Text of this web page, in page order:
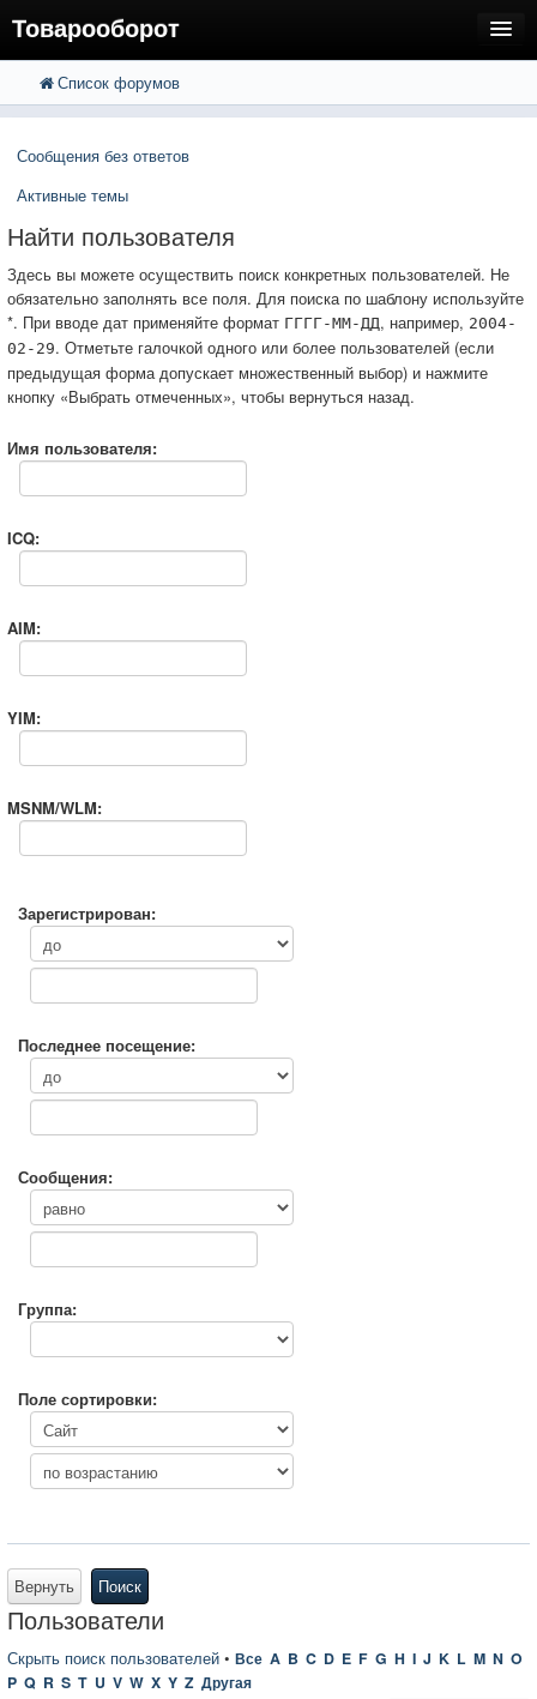
Товарооборот
FAQ
Вход
Расширенный поиск
Список форумов
Сообщения без ответов
Активные темы
Найти пользователя
Здесь вы можете осуществить поиск конкретных пользователей. Не
обязательно заполнять все поля. Для поиска по шаблону используйте
*. При вводе дат применяйте формат ГГГГ-ММ-ДД, например, 2004-
02-29. Отметьте галочкой одного или более пользователей (если
предыдущая форма допускает множественный выбор) и нажмите
кнопку «Выбрать отмеченных», чтобы вернуться назад.
Имя пользователя:
ICQ:
AIM:
YIM:
MSNM/WLM:
Зарегистрирован:
Последнее посещение:
Сообщения:
Группа:
Поле сортировки:
Вернуть Поиск
Пользователи
Скрыть поиск пользователей • Все A B C D E F G H I J K L M N O
P Q R S T U V W X Y Z Другая